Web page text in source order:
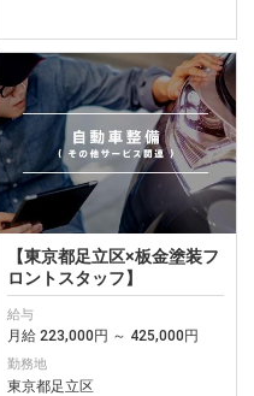
【東京都足立区×板金塗装フ
ロントスタッフ】
給与
月給 223,000円 ～ 425,000円
勤務地
東京都足立区